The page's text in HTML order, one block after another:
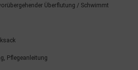
Überflutung / Schwimmt
Pflegeanleitung